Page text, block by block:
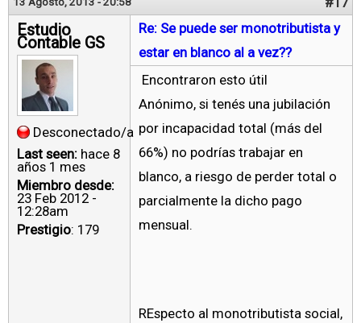
Estudio
Contable GS
Desconectado/a
Last seen: hace 8
años 1 mes
Miembro desde:
23 Feb 2012 -
12:28am
Prestigio: 179
Re: Se puede ser monotributista y
estar en blanco al a vez??
Encontraron esto útil
Anónimo, si tenés una jubilación
por incapacidad total (más del
66%) no podrías trabajar en
blanco, a riesgo de perder total o
parcialmente la dicho pago
mensual.
REspecto al monotributista social,